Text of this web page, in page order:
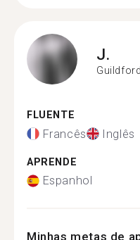
J.
Guildford
FLUENTE
Francês Inglês
APRENDE
Espanhol
Minhas metas de